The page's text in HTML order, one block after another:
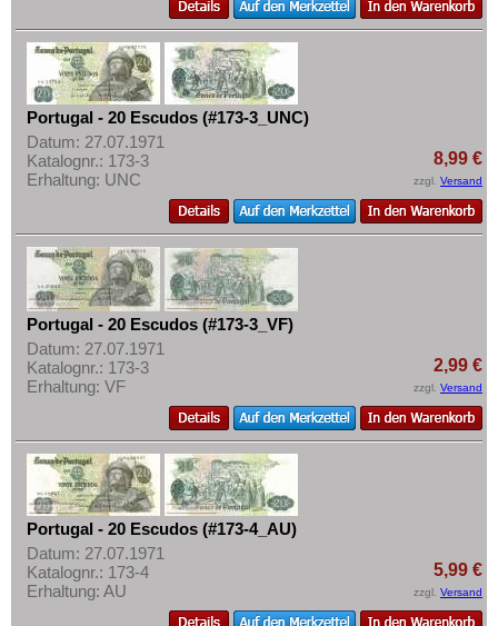
Liefer- und Versandkosten
AGB
Impressum
Portugal - 20 Escudos (#173-3_UNC)
Datum: 27.07.1971
Katalognr.: 173-3
Erhaltung: UNC
8,99 €
zzgl. Versand
Portugal - 20 Escudos (#173-3_VF)
Datum: 27.07.1971
Katalognr.: 173-3
Erhaltung: VF
2,99 €
zzgl. Versand
Portugal - 20 Escudos (#173-4_AU)
Datum: 27.07.1971
Katalognr.: 173-4
Erhaltung: AU
5,99 €
zzgl. Versand